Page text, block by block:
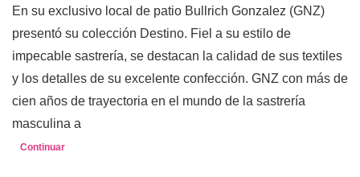
En su exclusivo local de patio Bullrich Gonzalez (GNZ)
presentó su colección Destino. Fiel a su estilo de
impecable sastrería, se destacan la calidad de sus textiles
y los detalles de su excelente confección. GNZ con más de
cien años de trayectoria en el mundo de la sastrería
masculina a
Continuar